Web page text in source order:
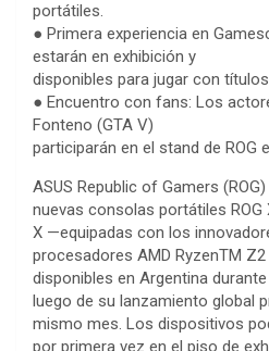
portátiles.
● Primera experiencia en
estarán en exhibición y
disponibles para jugar con
● Encuentro con fans: Los
Fonteno (GTA V)
participarán en el stand de ROG
ASUS Republic of Gamers
nuevas consolas portátiles ROG
X —equipadas con los
procesadores AMD RyzenTM
disponibles en Argentina
luego de su lanzamiento global
mismo mes. Los dispositivos
por primera vez en el piso de